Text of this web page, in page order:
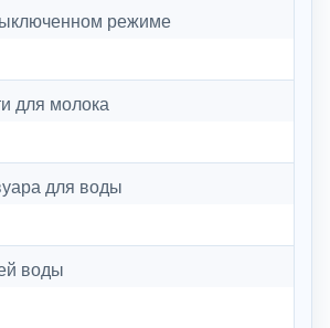
режиме
для молока
для воды
воды